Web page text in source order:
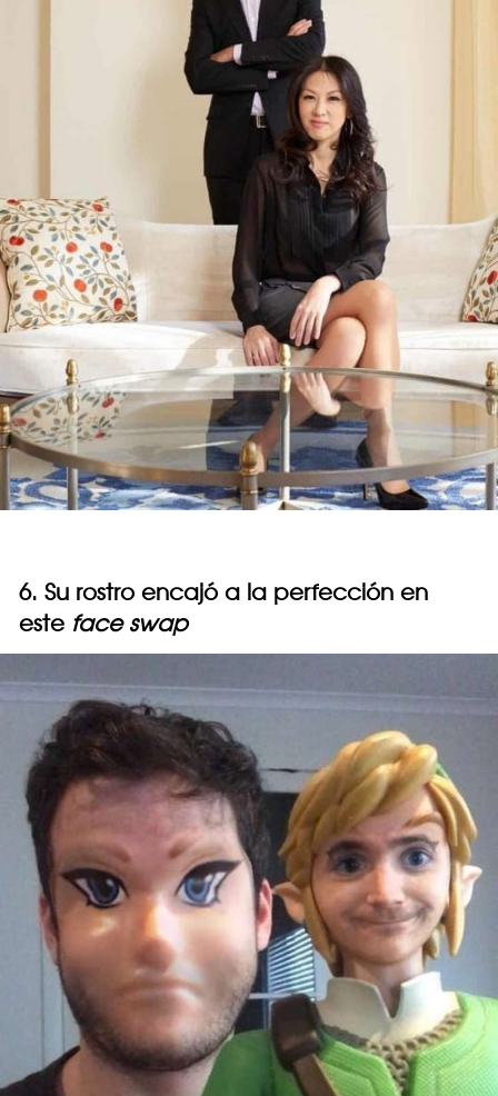
6. Su rostro encajó a la perfección en
este face swap